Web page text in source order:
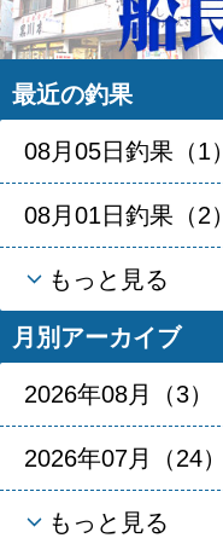
最近の釣果
08月05日釣果（1）
08月01日釣果（2）
もっと見る
月別アーカイブ
2026年08月（3）
2026年07月（24）
もっと見る